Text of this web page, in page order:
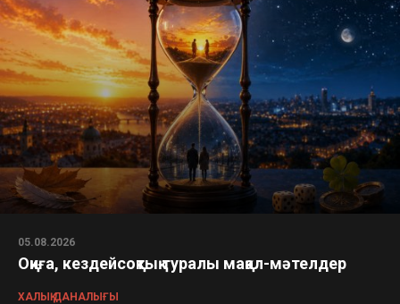
05.08.2026
Оқиға, кездейсоқтық туралы мақал-мәтелдер
ХАЛЫҚ ДАНАЛЫҒЫ